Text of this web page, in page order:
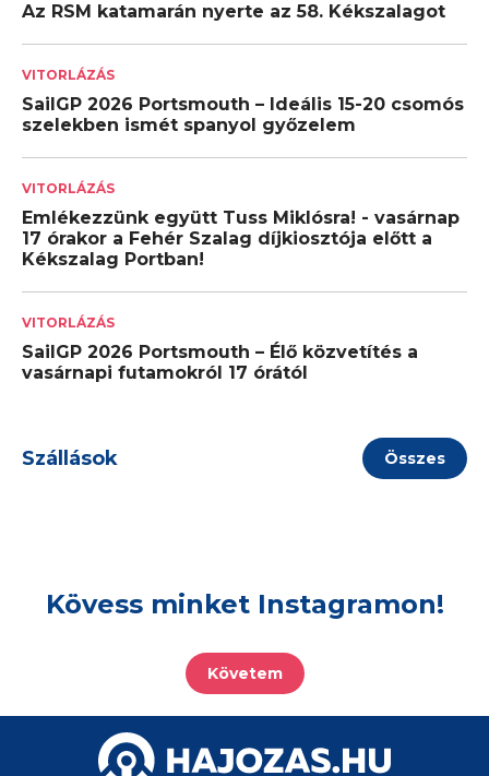
Az RSM katamarán nyerte az 58. Kékszalagot
VITORLÁZÁS
SailGP 2026 Portsmouth – Ideális 15-20 csomós
szelekben ismét spanyol győzelem
VITORLÁZÁS
Emlékezzünk együtt Tuss Miklósra! - vasárnap
17 órakor a Fehér Szalag díjkiosztója előtt a
Kékszalag Portban!
VITORLÁZÁS
SailGP 2026 Portsmouth – Élő közvetítés a
vasárnapi futamokról 17 órától
Szállások Összes
Kövess minket Instagramon!
Követem